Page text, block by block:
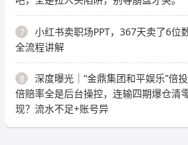
7
小红书卖职场PPT，367天卖了6位
全流程讲解
8
深度曝光｜“金鼎集团和平娱乐”倍
倍赔率全是后台操控，连输四期爆仓
现？流水不足+账号异